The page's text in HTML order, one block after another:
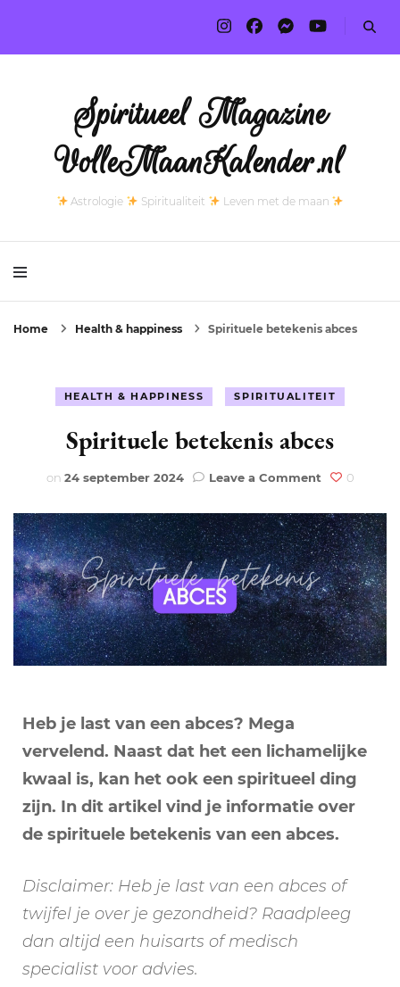
Spiritueel Magazine
VolleMaanKalender.nl
Astrologie Spiritualiteit Leven met de maan
Home Health & happiness Spirituele betekenis abces
HEALTH & HAPPINESS SPIRITUALITEIT
Spirituele betekenis abces
on 24 september 2024 Leave a Commenton
betekenis
abces
0
Heb je last van een abces? Mega
vervelend. Naast dat het een lichamelijke
kwaal is, kan het ook een spiritueel ding
zijn. In dit artikel vind je informatie over
de spirituele betekenis van een abces.
Disclaimer: Heb je last van een abces of
twijfel je over je gezondheid? Raadpleeg
dan altijd een huisarts of medisch
specialist voor advies.